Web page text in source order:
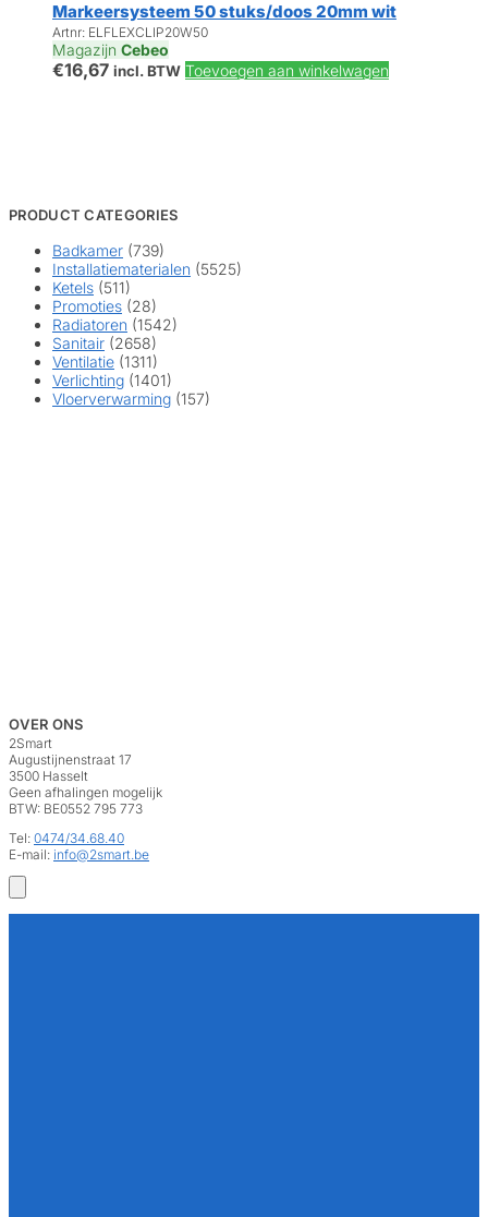
Markeersysteem 50 stuks/doos 20mm wit
Artnr: ELFLEXCLIP20W50
Magazijn Cebeo
€16,67 incl. BTW Toevoegen aan winkelwagen
PRODUCT CATEGORIES
Badkamer (739)
Installatiematerialen (5525)
Ketels (511)
Promoties (28)
Radiatoren (1542)
Sanitair (2658)
Ventilatie (1311)
Verlichting (1401)
Vloerverwarming (157)
OVER ONS
2Smart
Augustijnenstraat 17
3500 Hasselt
Geen afhalingen mogelijk
BTW: BE0552 795 773
Tel: 0474/34.68.40
E-mail: info@2smart.be